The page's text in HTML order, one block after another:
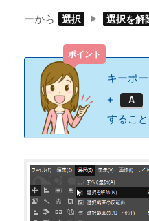
ーから
選択 選択を解
キーボ
+ A
すること